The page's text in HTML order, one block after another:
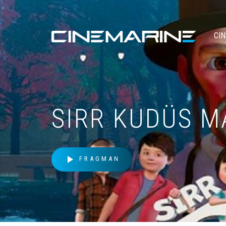
SIRR KUDÜS
play_arrow FRAGMAN